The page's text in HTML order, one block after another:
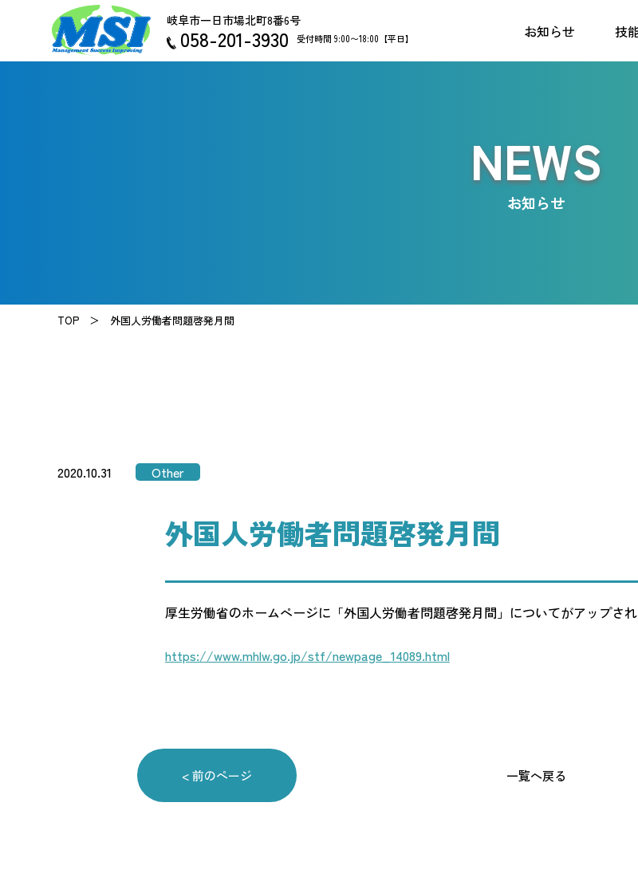
岐阜市一日市場北町8番6号
058-201-3930 受付時間 9:00〜18:00【平日】 お知らせ 技
NEWS
お知らせ
TOP ＞ 外国人労働者問題啓発月間
2020.10.31 Other
外国人労働者問題啓発月間
厚生労働省のホームぺージに「外国人労働者問題啓発月間」についてがアップされ
https://www.mhlw.go.jp/stf/newpage_14089.html
< 前のページ 一覧へ戻る